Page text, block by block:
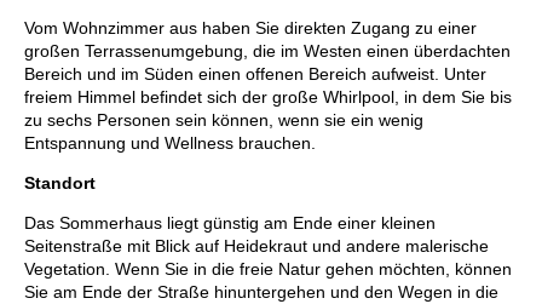
Vom Wohnzimmer aus haben Sie direkten Zugang zu einer
großen Terrassenumgebung, die im Westen einen überdachten
Bereich und im Süden einen offenen Bereich aufweist. Unter
freiem Himmel befindet sich der große Whirlpool, in dem Sie bis
zu sechs Personen sein können, wenn sie ein wenig
Entspannung und Wellness brauchen.
Standort
Das Sommerhaus liegt günstig am Ende einer kleinen
Seitenstraße mit Blick auf Heidekraut und andere malerische
Vegetation. Wenn Sie in die freie Natur gehen möchten, können
Sie am Ende der Straße hinuntergehen und den Wegen in die